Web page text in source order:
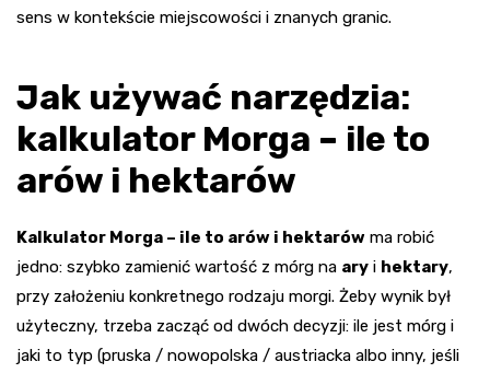
sens w kontekście miejscowości i znanych granic.
Jak używać narzędzia:
kalkulator Morga – ile to
arów i hektarów
Kalkulator Morga – ile to arów i hektarów ma robić
jedno: szybko zamienić wartość z mórg na ary i hektary,
przy założeniu konkretnego rodzaju morgi. Żeby wynik był
użyteczny, trzeba zacząć od dwóch decyzji: ile jest mórg i
jaki to typ (pruska / nowopolska / austriacka albo inny, jeśli